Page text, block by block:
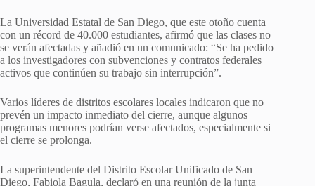
La Universidad Estatal de San Diego, que este otoño cuenta
con un récord de 40.000 estudiantes, afirmó que las clases no
se verán afectadas y añadió en un comunicado: “Se ha pedido
a los investigadores con subvenciones y contratos federales
activos que continúen su trabajo sin interrupción”.
Varios líderes de distritos escolares locales indicaron que no
prevén un impacto inmediato del cierre, aunque algunos
programas menores podrían verse afectados, especialmente si
el cierre se prolonga.
La superintendente del Distrito Escolar Unificado de San
Diego, Fabiola Bagula, declaró en una reunión de la junta